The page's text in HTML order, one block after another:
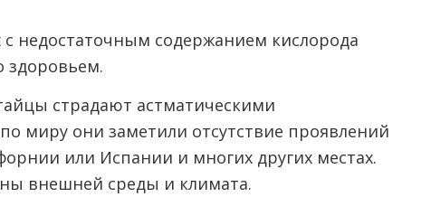
с недостаточным содержанием кислорода
здоровьем.
страдают астматическими
миру они заметили отсутствие проявлений
или Испании и многих других местах.
внешней среды и климата.